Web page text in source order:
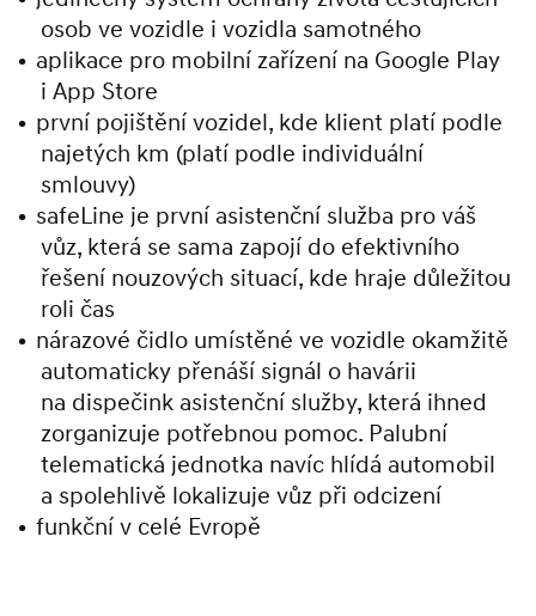
osob ve vozidle i vozidla samotného
aplikace pro mobilní zařízení na Google Play
i App Store
první pojištění vozidel, kde klient platí podle
najetých km (platí podle individuální
smlouvy)
safeLine je první asistenční služba pro váš
vůz, která se sama zapojí do efektivního
řešení nouzových situací, kde hraje důležitou
roli čas
nárazové čidlo umístěné ve vozidle okamžitě
automaticky přenáší signál o havárii
na dispečink asistenční služby, která ihned
zorganizuje potřebnou pomoc. Palubní
telematická jednotka navíc hlídá automobil
a spolehlivě lokalizuje vůz při odcizení
funkční v celé Evropě